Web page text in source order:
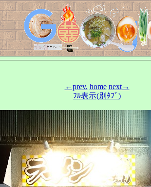
←prev. home next→
ﾌﾙ表示(別ﾀﾌﾞ)